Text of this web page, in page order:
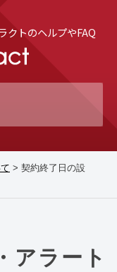
クトのヘルプやFAQ
> 契約終了日の設
アラート